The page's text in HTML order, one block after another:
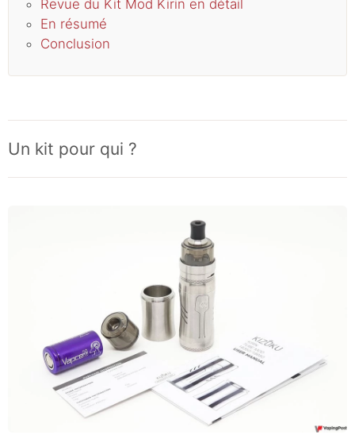
Revue du Kit Mod Kirin en détail
En résumé
Conclusion
Un kit pour qui ?